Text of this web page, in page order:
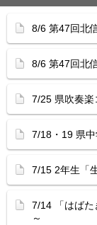
8/6 第47回北
8/6 第47回北
7/25 県吹奏楽
7/18・19 県
7/15 2年生「
7/14 「はばた
～